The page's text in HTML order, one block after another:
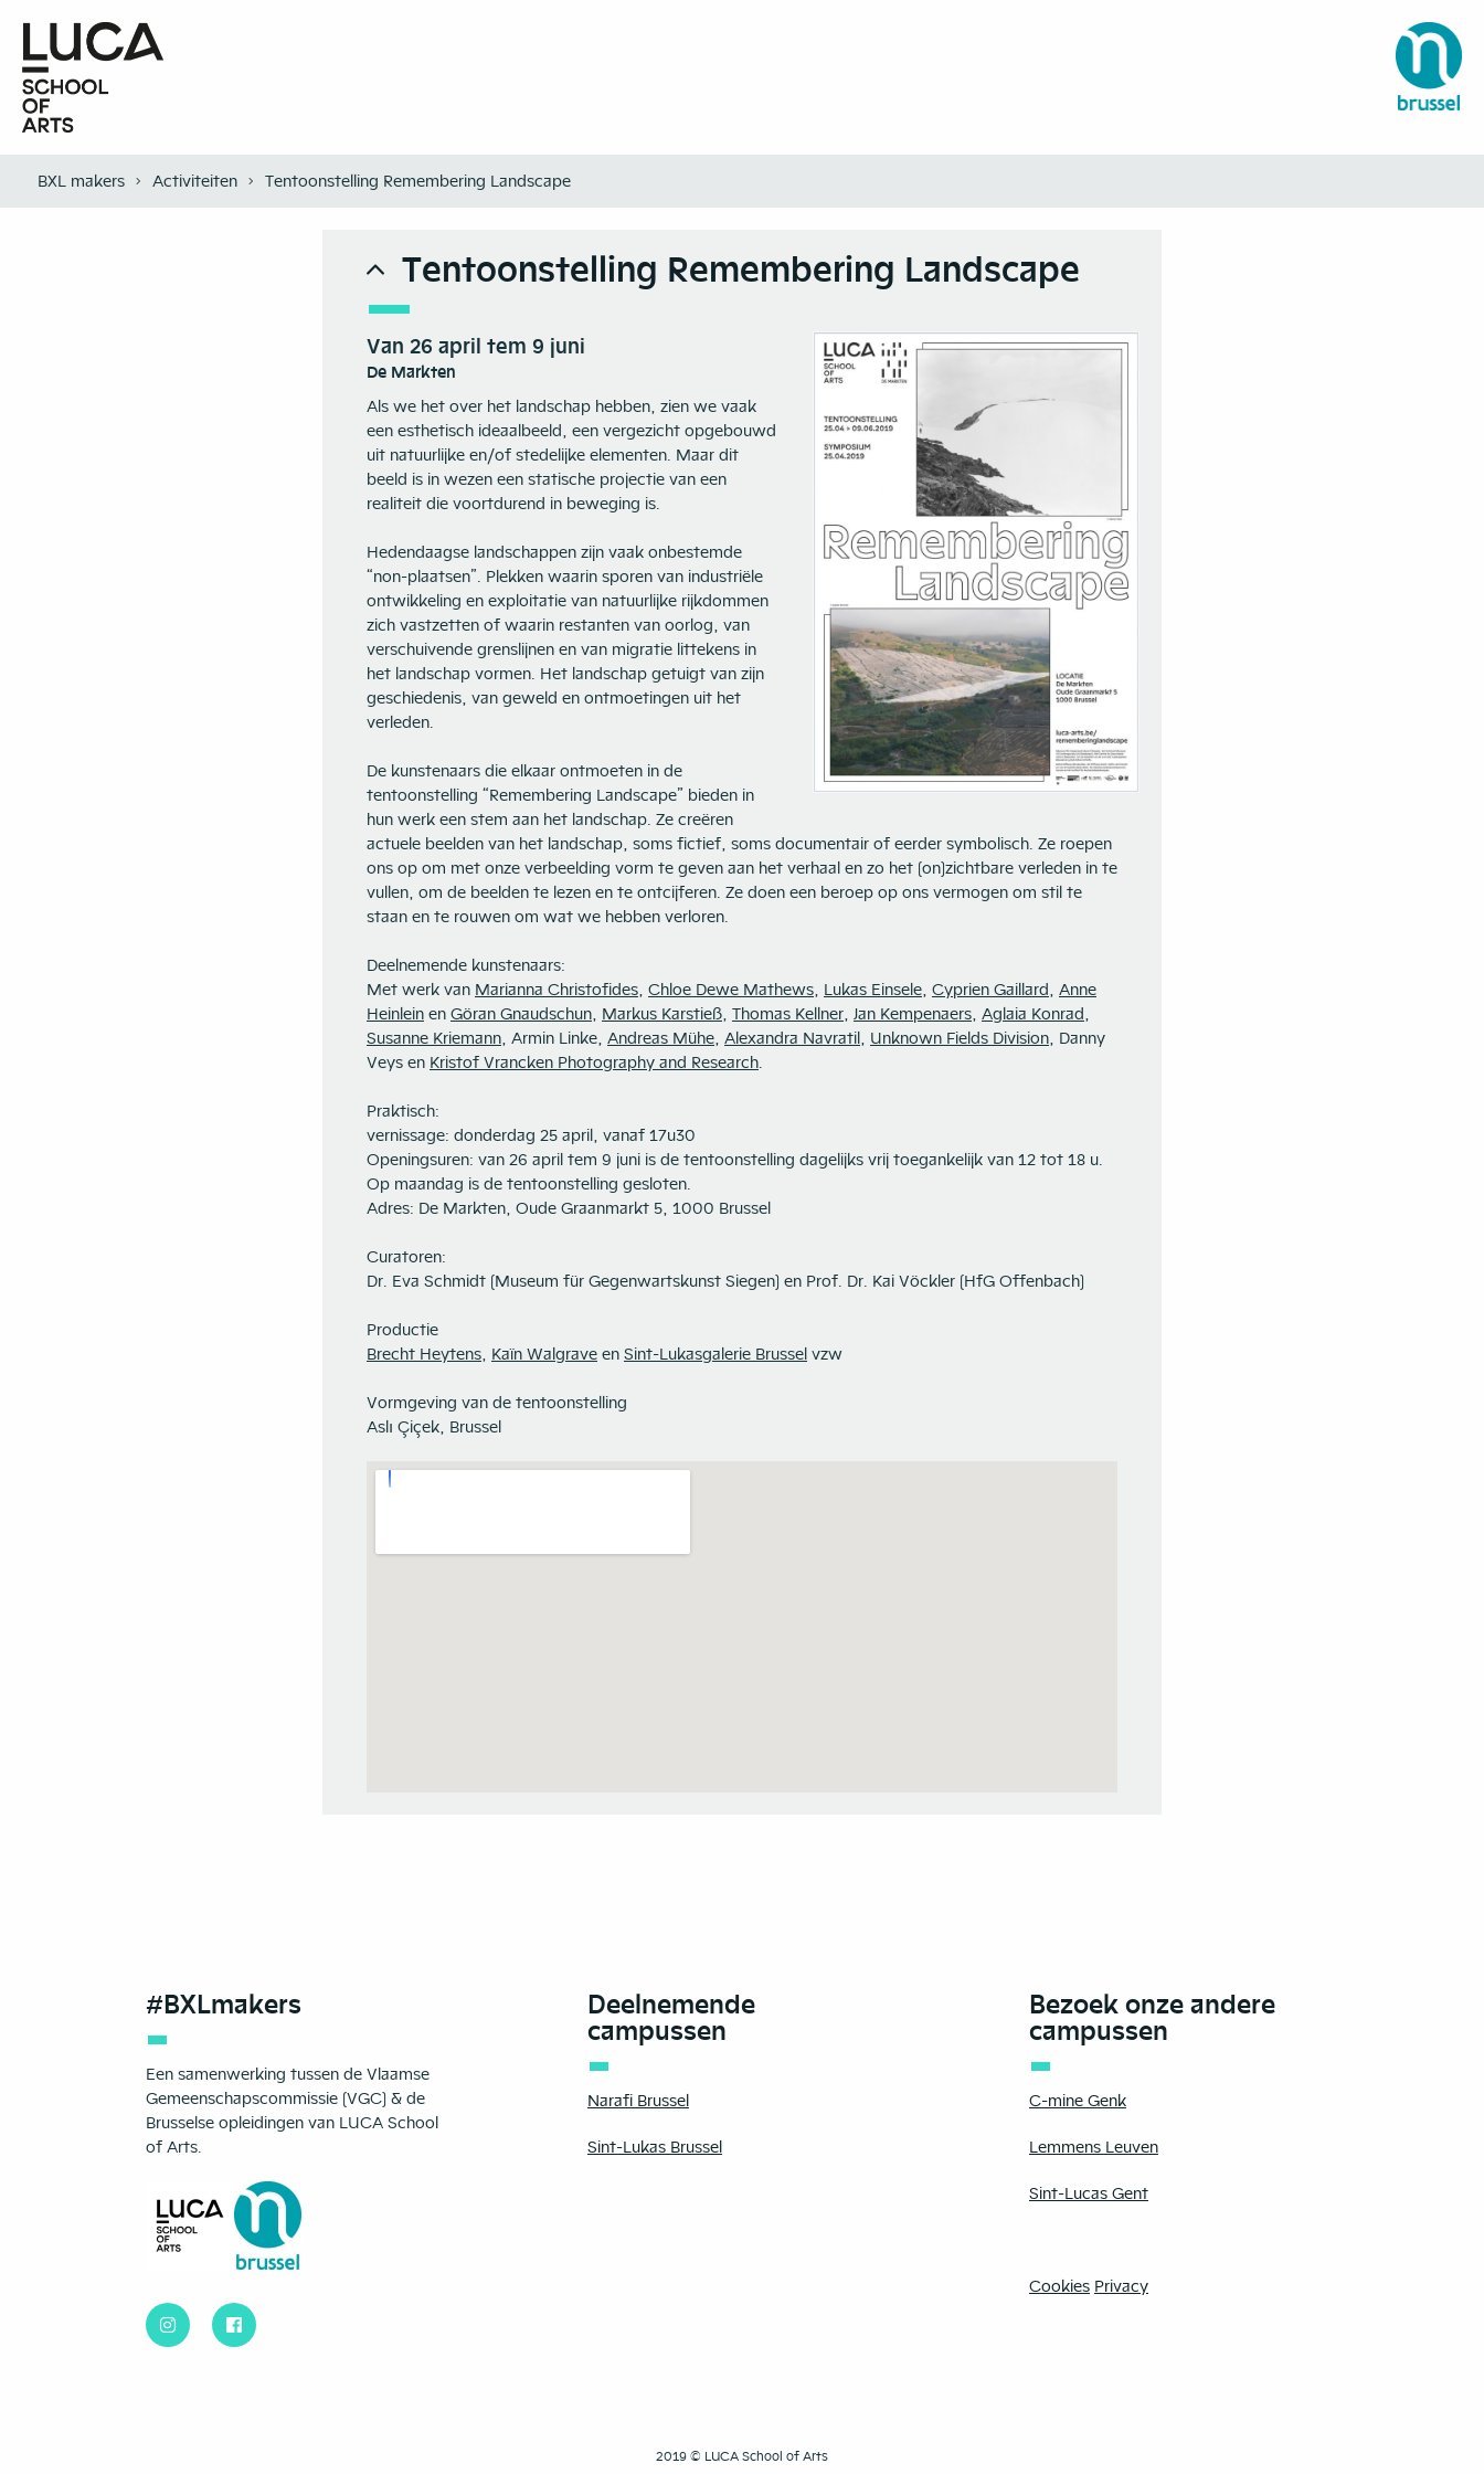
BXL makers Activiteiten Tentoonstelling Remembering Landscape
Tentoonstelling Remembering Landscape
Van 26 april tem 9 juni
De Markten
Als we het over het landschap hebben, zien we vaak
een esthetisch ideaalbeeld, een vergezicht opgebouwd
uit natuurlijke en/of stedelijke elementen. Maar dit
beeld is in wezen een statische projectie van een
realiteit die voortdurend in beweging is.
Hedendaagse landschappen zijn vaak onbestemde
“non-plaatsen”. Plekken waarin sporen van industriële
ontwikkeling en exploitatie van natuurlijke rijkdommen
zich vastzetten of waarin restanten van oorlog, van
verschuivende grenslijnen en van migratie littekens in
het landschap vormen. Het landschap getuigt van zijn
geschiedenis, van geweld en ontmoetingen uit het
verleden.
De kunstenaars die elkaar ontmoeten in de
tentoonstelling “Remembering Landscape” bieden in
hun werk een stem aan het landschap. Ze creëren
actuele beelden van het landschap, soms fictief, soms documentair of eerder symbolisch. Ze roepen
ons op om met onze verbeelding vorm te geven aan het verhaal en zo het (on)zichtbare verleden in te
vullen, om de beelden te lezen en te ontcijferen. Ze doen een beroep op ons vermogen om stil te
staan en te rouwen om wat we hebben verloren.
Deelnemende kunstenaars:
Met werk van Marianna Christofides, Chloe Dewe Mathews, Lukas Einsele, Cyprien Gaillard, Anne
Heinlein en Göran Gnaudschun, Markus Karstieß, Thomas Kellner, Jan Kempenaers, Aglaia Konrad,
Susanne Kriemann, Armin Linke, Andreas Mühe, Alexandra Navratil, Unknown Fields Division, Danny
Veys en Kristof Vrancken Photography and Research.
Praktisch:
vernissage: donderdag 25 april, vanaf 17u30
Openingsuren: van 26 april tem 9 juni is de tentoonstelling dagelijks vrij toegankelijk van 12 tot 18 u.
Op maandag is de tentoonstelling gesloten.
Adres: De Markten, Oude Graanmarkt 5, 1000 Brussel
Curatoren:
Dr. Eva Schmidt (Museum für Gegenwartskunst Siegen) en Prof. Dr. Kai Vöckler (HfG Offenbach)
Productie
Brecht Heytens, Kaïn Walgrave en Sint-Lukasgalerie Brussel vzw
Vormgeving van de tentoonstelling
Aslı Çiçek, Brussel
#BXLmakers
Een samenwerking tussen de Vlaamse
Gemeenschapscommissie (VGC) & de
Brusselse opleidingen van LUCA School
of Arts.
Deelnemende
campussen
Narafi Brussel
Sint-Lukas Brussel
Bezoek onze andere
campussen
C-mine Genk
Lemmens Leuven
Sint-Lucas Gent
Cookies Privacy
2019 © LUCA School of Arts